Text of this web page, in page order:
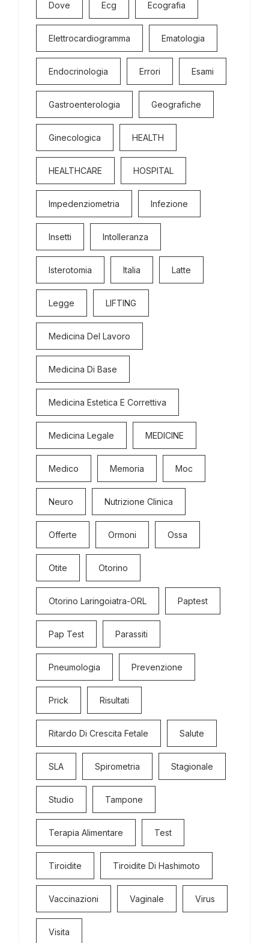
Dove Ecg Ecografia
Elettrocardiogramma Ematologia
Endocrinologia Errori Esami
Gastroenterologia Geografiche
Ginecologica HEALTH
HEALTHCARE HOSPITAL
Impedenziometria Infezione
Insetti Intolleranza
Isterotomia Italia Latte
Legge LIFTING
Medicina Del Lavoro
Medicina Di Base
Medicina Estetica E Correttiva
Medicina Legale MEDICINE
Medico Memoria Moc
Neuro Nutrizione Clinica
Offerte Ormoni Ossa
Otite Otorino
Otorino Laringoiatra-ORL Paptest
Pap Test Parassiti
Pneumologia Prevenzione
Prick Risultati
Ritardo Di Crescita Fetale Salute
SLA Spirometria Stagionale
Studio Tampone
Terapia Alimentare Test
Tiroidite Tiroidite Di Hashimoto
Vaccinazioni Vaginale Virus
Visita